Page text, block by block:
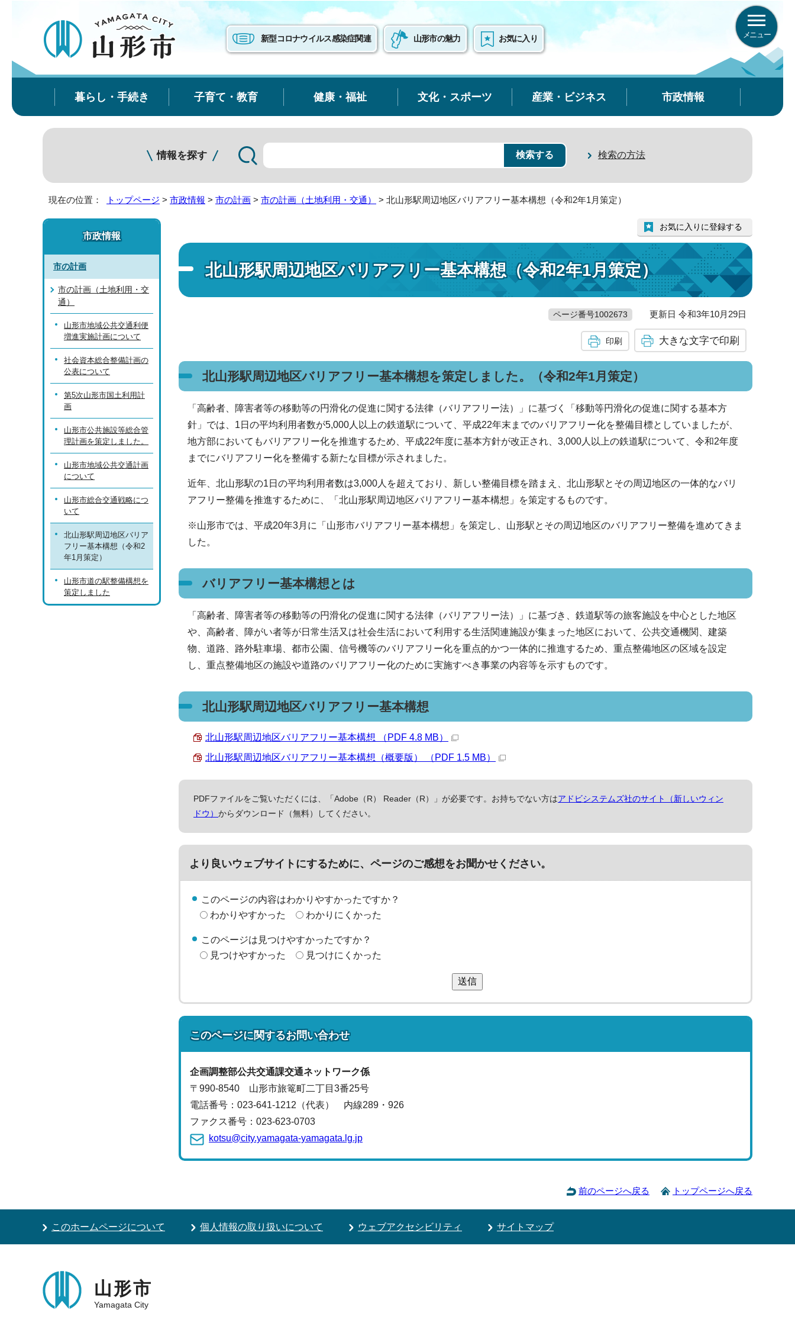
新型コロナウイルス感染症関連 山形市の魅力 お気に入り メニュー
暮らし・手続き 子育て・教育 健康・福祉 文化・スポーツ 産業・ビジネス 市政情報
情報を探す 検索の方法
現在の位置： トップページ > 市政情報 > 市の計画 > 市の計画（土地利用・交通） > 北山形駅周辺地区バリアフリー基本構想（令和2年1月策定）
北山形駅周辺地区バリアフリー基本構想（令和2年1月策定）
お気に入りに登録する
ページ番号1002673 更新日 令和3年10月29日
印刷 大きな文字で印刷
北山形駅周辺地区バリアフリー基本構想を策定しました。（令和2年1月策定）
「高齢者、障害者等の移動等の円滑化の促進に関する法律（バリアフリー法）」に基づく「移動等円滑化の促進に関する基本方
針」では、1日の平均利用者数が5,000人以上の鉄道駅について、平成22年末までのバリアフリー化を整備目標としていましたが、
地方部においてもバリアフリー化を推進するため、平成22年度に基本方針が改正され、3,000人以上の鉄道駅について、令和2年度
までにバリアフリー化を整備する新たな目標が示されました。
近年、北山形駅の1日の平均利用者数は3,000人を超えており、新しい整備目標を踏まえ、北山形駅とその周辺地区の一体的なバリ
アフリー整備を推進するために、「北山形駅周辺地区バリアフリー基本構想」を策定するものです。
※山形市では、平成20年3月に「山形市バリアフリー基本構想」を策定し、山形駅とその周辺地区のバリアフリー整備を進めてきま
した。
バリアフリー基本構想とは
「高齢者、障害者等の移動等の円滑化の促進に関する法律（バリアフリー法）」に基づき、鉄道駅等の旅客施設を中心とした地区
や、高齢者、障がい者等が日常生活又は社会生活において利用する生活関連施設が集まった地区において、公共交通機関、建築
物、道路、路外駐車場、都市公園、信号機等のバリアフリー化を重点的かつ一体的に推進するため、重点整備地区の区域を設定
し、重点整備地区の施設や道路のバリアフリー化のために実施すべき事業の内容等を示すものです。
北山形駅周辺地区バリアフリー基本構想
北山形駅周辺地区バリアフリー基本構想 （PDF 4.8 MB）
北山形駅周辺地区バリアフリー基本構想（概要版） （PDF 1.5 MB）
PDFファイルをご覧いただくには、「Adobe（R） Reader（R）」が必要です。お持ちでない方はアドビシステムズ社のサイト（新しいウィン
ドウ） からダウンロード（無料）してください。
より良いウェブサイトにするために、ページのご感想をお聞かせください。
このページの内容はわかりやすかったですか？
わかりやすかった
わかりにくかった
このページは見つけやすかったですか？
見つけやすかった
見つけにくかった
送信
このページに関するお問い合わせ
企画調整部公共交通課交通ネットワーク係
〒990-8540 山形市旅篭町二丁目3番25号
電話番号： 023-641-1212（代表）
内線289・926
ファクス番号：023-623-0703
kotsu@city.yamagata-yamagata.lg.jp
市政情報
市の計画
市の計画（土地利用・交
通）
山形市地域公共交通利便
増進実施計画について
社会資本総合整備計画の
公表について
第5次山形市国土利用計
画
山形市公共施設等総合管
理計画を策定しました。
山形市地域公共交通計画
について
山形市総合交通戦略につ
いて
北山形駅周辺地区バリア
フリー基本構想（令和2
年1月策定）
山形市道の駅整備構想を
策定しました
前のページへ戻る トップページへ戻る
このホームページについて 個人情報の取り扱いについて ウェブアクセシビリティ サイトマップ
山形市
Yamagata City